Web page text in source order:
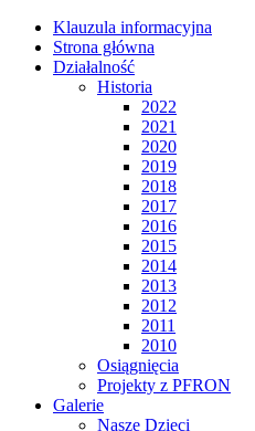
Klauzula informacyjna
Strona główna
Działalność
Historia
2022
2021
2020
2019
2018
2017
2016
2015
2014
2013
2012
2011
2010
Osiągnięcia
Projekty z PFRON
Galerie
Nasze Dzieci